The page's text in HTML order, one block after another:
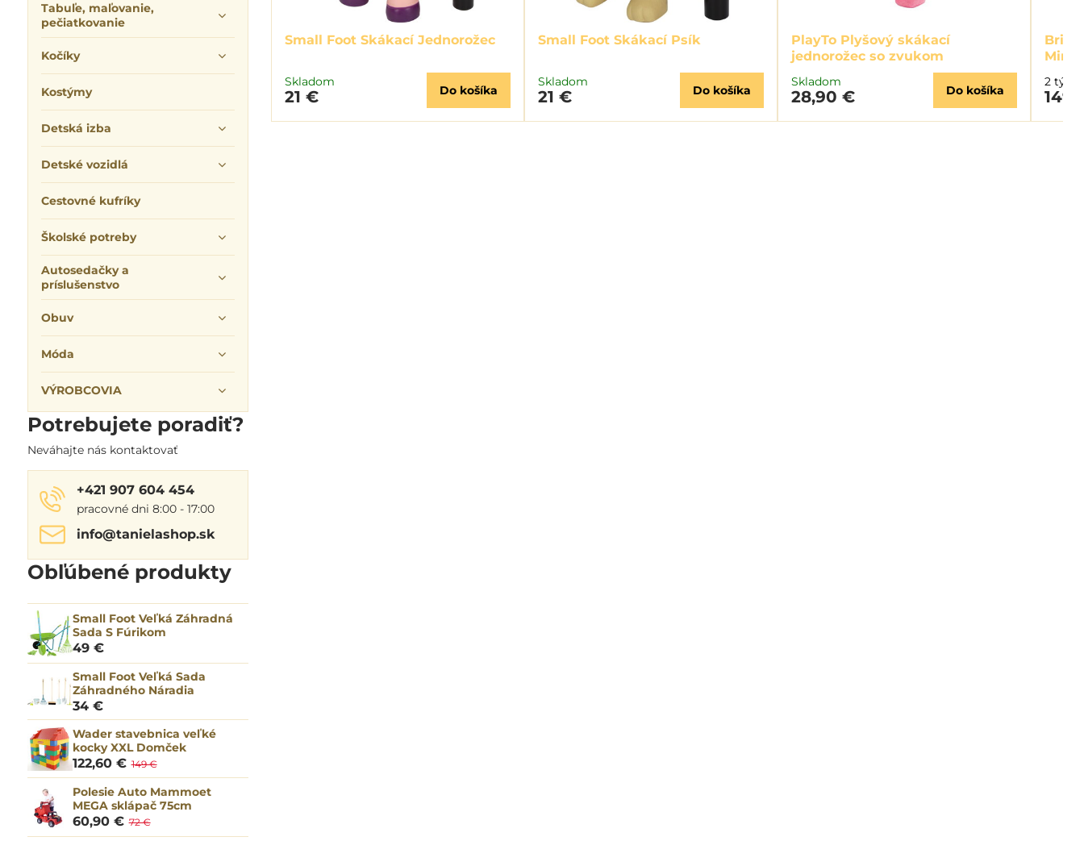
Small Foot Skákací Jednorožec
Skladom
21 € Do košíka
Small Foot Skákací Psík
Skladom
21 € Do košíka
PlayTo Plyšový skákací
jednorožec so zvukom
Skladom
28,90 € Do košíka
2
149
Tabuľe, maľovanie,
pečiatkovanie
Kočíky
Kostýmy
Detská izba
Detské vozidlá
Cestovné kufríky
Školské potreby
Autosedačky a
príslušenstvo
Obuv
Móda
VÝROBCOVIA
Potrebujete poradiť?
Neváhajte nás kontaktovať
+421 907 604 454
pracovné dni 8:00 - 17:00
info​@tanielashop​.sk
Obľúbené produkty
Small Foot Veľká Záhradná
Sada S Fúrikom
49 €
Small Foot Veľká Sada
Záhradného Náradia
34 €
Wader stavebnica veľké
kocky XXL Domček
122,60 € 149 €
Polesie Auto Mammoet
MEGA sklápač 75cm
60,90 € 72 €